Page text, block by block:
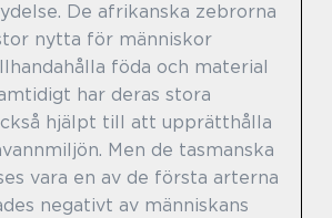
De afrikanska zebrorna
nytta för människor
föda och material
har deras stora
hjälpt till att upprätthålla
Men de tasmanska
vara en av de första arterna
negativt av människans